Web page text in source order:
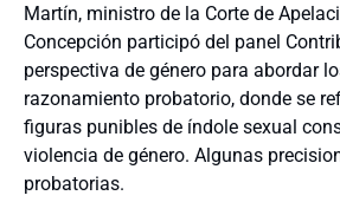
Martín, ministro de la Corte de
Concepción participó del panel
perspectiva de género para abordar
razonamiento probatorio, donde se
figuras punibles de índole sexual
violencia de género. Algunas
probatorias.